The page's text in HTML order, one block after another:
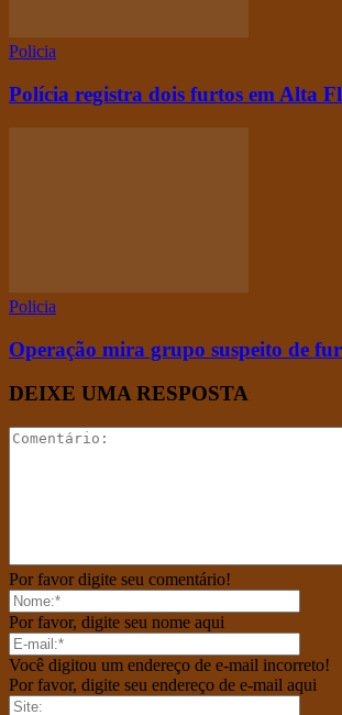
Policia
Polícia registra dois furtos em Alta
Policia
Operação mira grupo suspeito de
DEIXE UMA RESPOSTA
Por favor digite seu comentário!
Por favor, digite seu nome aqui
Você digitou um endereço de e-mail incorreto!
Por favor, digite seu endereço de e-mail aqui